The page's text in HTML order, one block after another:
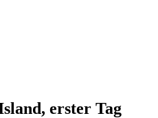
erster Tag